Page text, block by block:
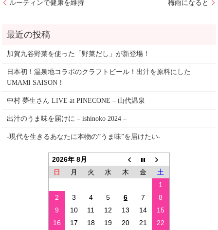
ルーティンで健康を維持 梅雨になると
加賀九谷野菜を使った「野菜だし」が新登場！
日本初！温泉地コラボのクラフトビール！出汁を原料にした
UMAMI SAISON！
中村 夢生さん LIVE at PINECONE – 山代温泉
出汁のうま味を届けに – ishinoko 2024 –
-現代を生きるあなたに本物の”うま味”を届けたい-
2026年 8月
日
月 火 水 木 金
土
1
2
3 4 5 6 7
8
9
10 11 12 13 14
15
16
17 18 19 20 21
22